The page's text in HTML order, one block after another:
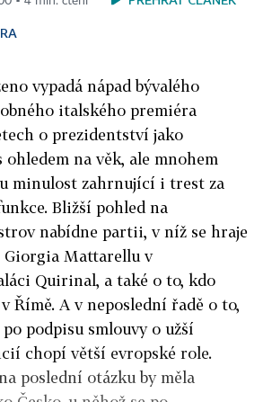
vypadá nápad bývalého
italského premiéra
o prezidentství jako
na věk, ale mnohem
minulost zahrnující i trest za
Bližší pohled na
nabídne partii, v níž se hraje
Giorgia Mattarellu v
Quirinal, a také o to, kdo
Římě. A v neposlední řadě o to,
podpisu smlouvy o užší
chopí větší evropské role.
poslední otázku by měla